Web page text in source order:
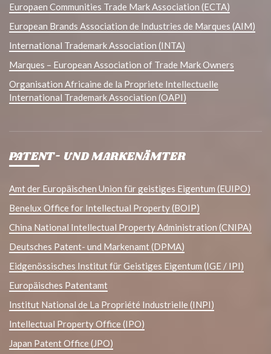
Europaen Communities Trade Mark Association (ECTA)
European Brands Association de Industries de Marques (AIM)
International Trademark Association (INTA)
Marques – European Association of Trade Mark Owners
Organisation Africaine de la Propriete Intellectuelle
International Trademark Association (OAPI)
PATENT- UND MARKENÄMTER
Amt der Europäischen Union für geistiges Eigentum (EUIPO)
Benelux Office for Intellectual Property (BOIP)
China National Intellectual Property Administration (CNIPA)
Deutsches Patent- und Markenamt (DPMA)
Eidgenössisches Institut für Geistiges Eigentum (IGE / IPI)
Europäisches Patentamt
Institut National de La Propriété Industrielle (INPI)
Intellectual Property Office (IPO)
Japan Patent Office (JPO)